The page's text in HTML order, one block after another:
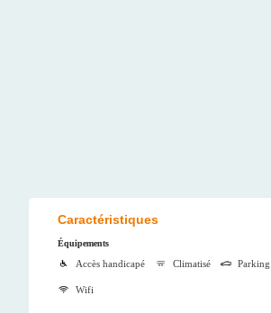
Caractéristiques
Équipements
Accès handicapé Climatisé Parking
Wifi